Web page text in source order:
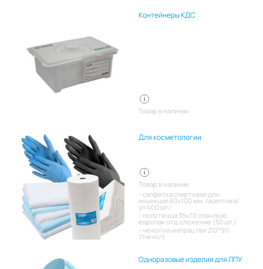
Контейнеры КДС
Товар в наличии
Для косметологии
Товар в наличии:
салфетка спиртовая для
инъекций 60х100 мм. /асептика/
уп 400 шт/
полотенца 35х70 спанлейс
европак отд.сложение (50 шт.)
чехол на матрац пвх 210*90
(1чехол)
Одноразовые изделия для ЛПУ